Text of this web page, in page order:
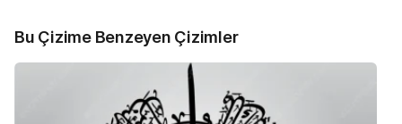
Bu Çizime Benzeyen Çizimler